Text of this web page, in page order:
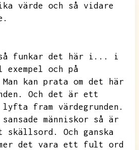
värde och så vidare
funkar det här i...
i
och på
Man kan prata om det här
Och det är ett
fram värdegrunden.
människor så är
skällsord.
Och ganska
det vara ett fult ord